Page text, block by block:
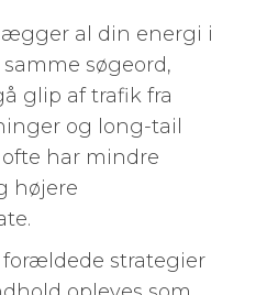
al din energi i
søgeord,
glip af trafik fra
og long-tail
har mindre
højere
strategier